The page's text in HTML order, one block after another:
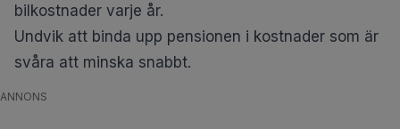
bilkostnader varje år.
Undvik att binda upp pensionen i kostnader som är
svåra att minska snabbt.
ANNONS